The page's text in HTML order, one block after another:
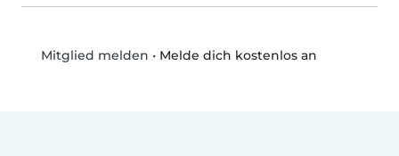
Mitglied melden • Melde dich kostenlos an